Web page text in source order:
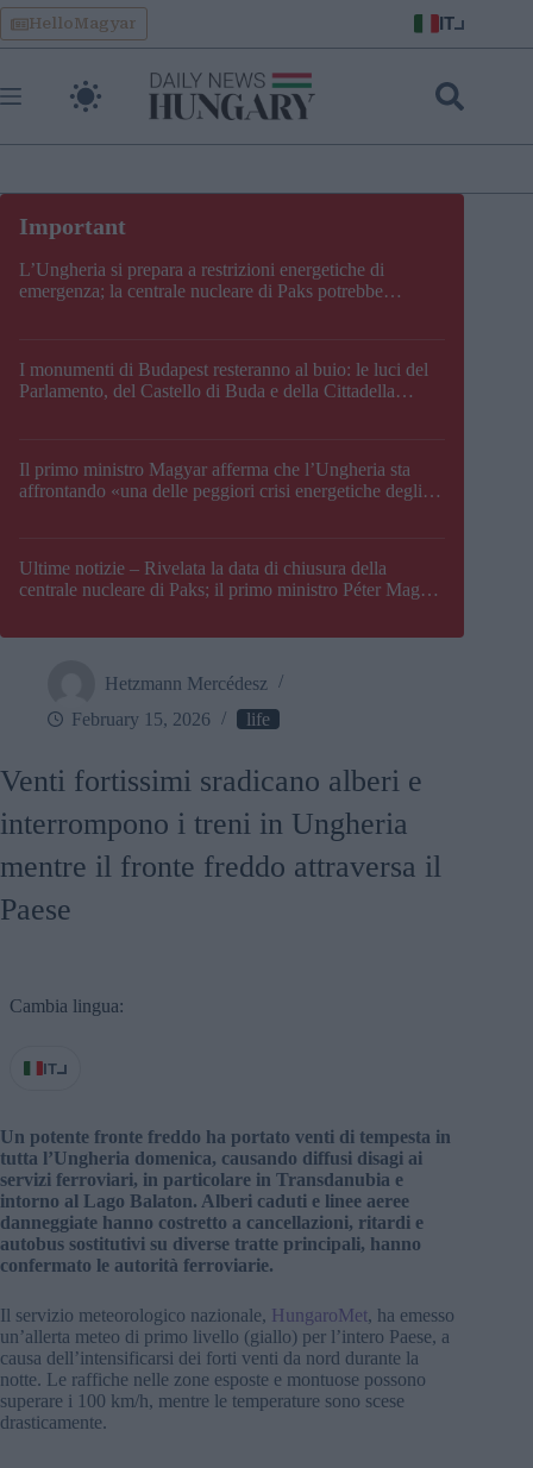
Skip
to
content
HelloMagyar IT
L’Ungheria si prepara a restrizioni energetiche di
emergenza; la centrale nucleare di Paks potrebbe
I monumenti di Budapest resteranno al buio: le luci del
Parlamento, del Castello di Buda e della Cittadella
Il primo ministro Magyar afferma che l’Ungheria sta
affrontando «una delle peggiori crisi energetiche degli
Ultime notizie – Rivelata la data di chiusura della
centrale nucleare di Paks; il primo ministro Péter Magyar
Hetzmann Mercédesz
February 15, 2026
life
Venti fortissimi sradicano alberi e
interrompono i treni in Ungheria
mentre il fronte freddo attraversa il
Paese
Cambia lingua:
IT
Un potente fronte freddo ha portato venti di tempesta in
tutta l’Ungheria domenica, causando diffusi disagi ai
servizi ferroviari, in particolare in Transdanubia e
intorno al Lago Balaton. Alberi caduti e linee aeree
danneggiate hanno costretto a cancellazioni, ritardi e
autobus sostitutivi su diverse tratte principali, hanno
confermato le autorità ferroviarie.
Il servizio meteorologico nazionale, HungaroMet, ha emesso
un’allerta meteo di primo livello (giallo) per l’intero Paese, a
causa dell’intensificarsi dei forti venti da nord durante la
notte. Le raffiche nelle zone esposte e montuose possono
superare i 100 km/h, mentre le temperature sono scese
drasticamente.